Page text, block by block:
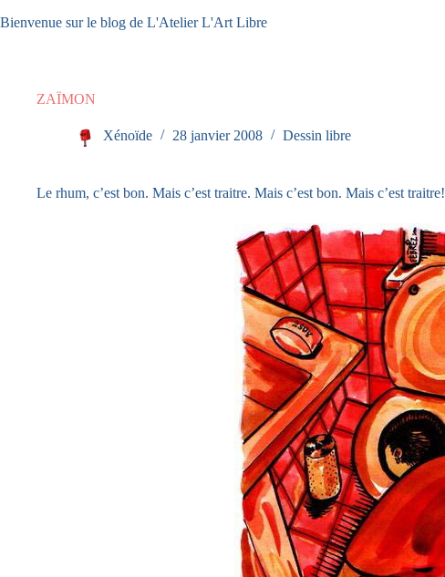
au
Bienvenue sur le blog de L'Atelier L'Art Libre
ZAÏMON
Xénoïde 28 janvier 2008 Dessin libre
Le rhum, c’est bon. Mais c’est traitre. Mais c’est bon. Mais c’est traitre!